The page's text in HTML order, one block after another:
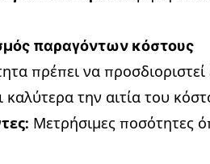
παραγόντων κόστους
πρέπει να
καλύτερα την αιτία του
Μετρήσιμες ποσότητες